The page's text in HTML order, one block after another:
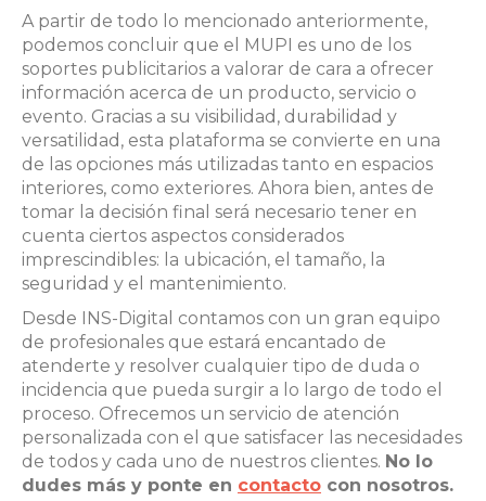
A partir de todo lo mencionado anteriormente,
podemos concluir que el MUPI es uno de los
soportes publicitarios a valorar de cara a ofrecer
información acerca de un producto, servicio o
evento. Gracias a su visibilidad, durabilidad y
versatilidad, esta plataforma se convierte en una
de las opciones más utilizadas tanto en espacios
interiores, como exteriores. Ahora bien, antes de
tomar la decisión final será necesario tener en
cuenta ciertos aspectos considerados
imprescindibles: la ubicación, el tamaño, la
seguridad y el mantenimiento.
Desde INS-Digital contamos con un gran equipo
de profesionales que estará encantado de
atenderte y resolver cualquier tipo de duda o
incidencia que pueda surgir a lo largo de todo el
proceso. Ofrecemos un servicio de atención
personalizada con el que satisfacer las necesidades
de todos y cada uno de nuestros clientes. No lo
dudes más y ponte en contacto con nosotros.